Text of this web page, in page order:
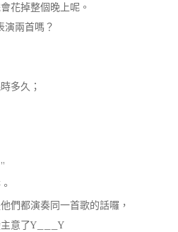
花掉整個晚上呢。
演兩首嗎？
多久；
們都演奏同一首歌的話囉，
主意了Y___Y